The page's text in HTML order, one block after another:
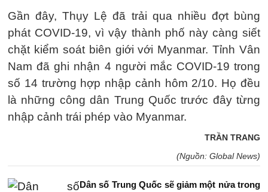
Gần đây, Thụy Lệ đã trải qua nhiều đợt bùng
phát COVID-19, vì vậy thành phố này càng siết
chặt kiểm soát biên giới với Myanmar. Tỉnh Vân
Nam đã ghi nhận 4 người mắc COVID-19 trong
số 14 trường hợp nhập cảnh hôm 2/10. Họ đều
là những công dân Trung Quốc trước đây từng
nhập cảnh trái phép vào Myanmar.
TRẦN TRANG
(Nguồn: Global News)
Dân số Trung Quốc sẽ giảm một nửa trong